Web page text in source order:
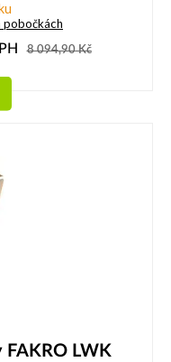
8 094,90Kč
FAKRO LWK